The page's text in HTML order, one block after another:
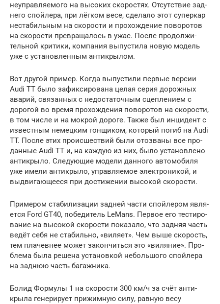
неуправ­ля­е­мо­го на высо­ких ско­ро­стях. Отсут­ствие зад­
не­го спой­ле­ра, при лёг­ком весе, сде­ла­ло этот супер­кар
неста­биль­ным на ско­ро­сти и про­хож­де­ние пово­ро­тов
на ско­ро­сти пре­вра­ща­лось в ужас. После про­дол­жи­
тель­ной кри­ти­ки, ком­па­ния выпу­сти­ла новую модель
уже с уста­нов­лен­ным анти­кры­лом.
Вот дру­гой при­мер. Когда выпу­сти­ли пер­вые вер­сии
Audi TT было зафик­си­ро­ва­на целая серия дорож­ных
ава­рий, свя­зан­ных с недо­ста­точ­ным сцеп­ле­ни­ем с
доро­гой во вре­мя про­хож­де­ния пово­ро­тов на ско­ро­сти,
в том чис­ле и на мок­рой доро­ге. Так­же был инци­дент с
извест­ным немец­ким гон­щи­ком, кото­рый погиб на Audi
TT. После этих про­ис­ше­ствий были ото­зва­ны все про­
дан­ные Audi TT и, на каж­дую из них, было уста­нов­ле­но
анти­кры­ло. Сле­ду­ю­щие моде­ли дан­но­го авто­мо­би­ля
уже име­ли анти­кры­ло, управ­ля­е­мое элек­тро­ни­кой, и
выдви­га­ю­ще­е­ся при дости­же­нии высо­кой ско­ро­сти.
При­ме­ром ста­би­ли­за­ции зад­ней части спой­ле­ром явля­
ет­ся Ford GT40, побе­ди­тель LeMans. Пер­вое его тести­ро­
ва­ние на высо­кой ско­ро­сти пока­за­ло, что зад­няя часть
ведёт себя не ста­биль­но, «виля­ет». Чем выше ско­рость,
тем пла­чев­нее может закон­чить­ся это «виля­ние». Про­
бле­ма была реше­на уста­нов­кой неболь­шо­го спой­ле­ра
на зад­нюю часть багаж­ни­ка.
Болид Фор­му­лы 1 на ско­ро­сти 300 км/ч за счёт анти­
кры­ла гене­ри­ру­ет при­жим­ную силу, рав­ную весу